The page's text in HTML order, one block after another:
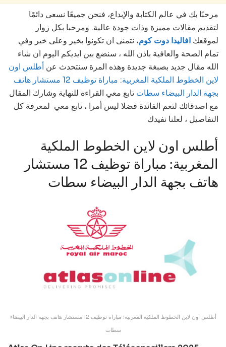
مرحبًا بك في عالم الكتابة والإبداع، فنحن جميعًا نسعى دائمًا
لتقديم مقالات مميزة وذات جودة عالية. ومرحبا بكل زوار
لموقعك افاليدا دوت كوم، نتمنى ان تكونوا بخير وعلى خير وفي
تمام الصحة والعافية باذن الله ، سنضع بين ايديكم اليوم ان شاء
الله مقال جديد بصبغة جديدة وهذه المرة سنتحدث عن أطلس اون
لاين الخطوط الملكية المغربية: مباراة توظيف 12 مستشار هاتف
بجهة الدار البيضاء سطات تابع معي القراءة للنهاية وشارك المقال
مع اصدقائك لتعم الفائدة فضلا ليس أمرا ، تابع معي لمعرفة كل
التفاصيل ، لعلنا نفيدك
أطلس اون لاين الخطوط الملكية
المغربية: مباراة توظيف 12 مستشار
هاتف بجهة الدار البيضاء سطات
أطلس اون لاين الخطوط الملكية المغربية: مباراة توظيف 12 مستشار هاتف بجهة الدار البيضاء
سطات